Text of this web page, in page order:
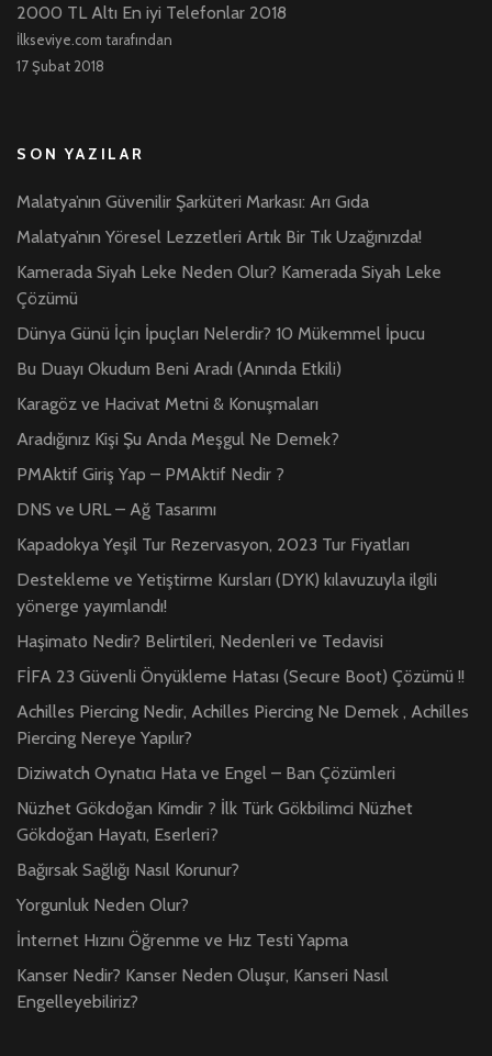
2000 TL Altı En iyi Telefonlar 2018
İlkseviye.com tarafından
17 Şubat 2018
SON YAZILAR
Malatya’nın Güvenilir Şarküteri Markası: Arı Gıda
Malatya’nın Yöresel Lezzetleri Artık Bir Tık Uzağınızda!
Kamerada Siyah Leke Neden Olur? Kamerada Siyah Leke
Çözümü
Dünya Günü İçin İpuçları Nelerdir? 10 Mükemmel İpucu
Bu Duayı Okudum Beni Aradı (Anında Etkili)
Karagöz ve Hacivat Metni & Konuşmaları
Aradığınız Kişi Şu Anda Meşgul Ne Demek?
PMAktif Giriş Yap – PMAktif Nedir ?
DNS ve URL – Ağ Tasarımı
Kapadokya Yeşil Tur Rezervasyon, 2023 Tur Fiyatları
Destekleme ve Yetiştirme Kursları (DYK) kılavuzuyla ilgili
yönerge yayımlandı!
Haşimato Nedir? Belirtileri, Nedenleri ve Tedavisi
FİFA 23 Güvenli Önyükleme Hatası (Secure Boot) Çözümü !!
Achilles Piercing Nedir, Achilles Piercing Ne Demek , Achilles
Piercing Nereye Yapılır?
Diziwatch Oynatıcı Hata ve Engel – Ban Çözümleri
Nüzhet Gökdoğan Kimdir ? İlk Türk Gökbilimci Nüzhet
Gökdoğan Hayatı, Eserleri?
Bağırsak Sağlığı Nasıl Korunur?
Yorgunluk Neden Olur?
İnternet Hızını Öğrenme ve Hız Testi Yapma
Kanser Nedir? Kanser Neden Oluşur, Kanseri Nasıl
Engelleyebiliriz?